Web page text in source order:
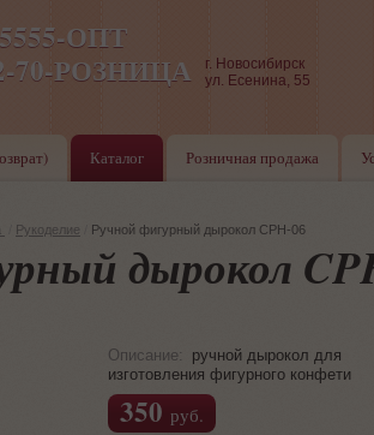
ОПТ
70-РОЗНИЦА
17
г. Новосибирск
ул. Есенина, 55
Каталог Розничная продажа
Рукоделие Ручной фигурный дырокол CPH-06
дырокол
Описание:
ручной дырокол для
изготовления фигурного конфети
350 руб.